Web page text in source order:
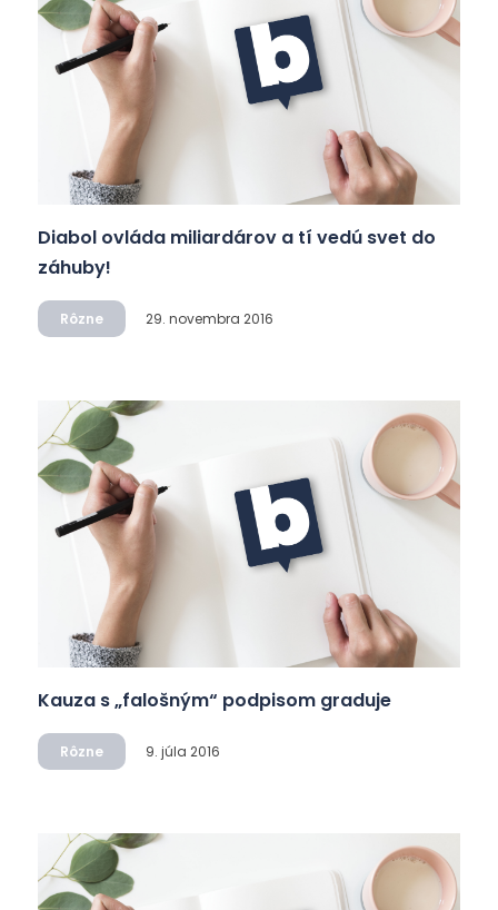
Diabol ovláda miliardárov a tí vedú svet do
záhuby!
Rôzne 29. novembra 2016
Kauza s „falošným“ podpisom graduje
Rôzne 9. júla 2016